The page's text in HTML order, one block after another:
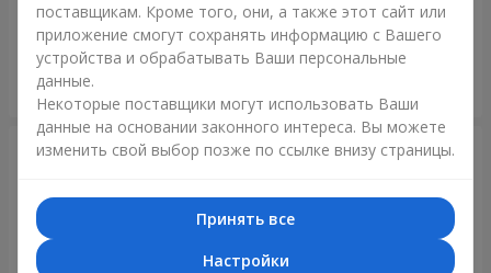
3 465 грн 2 570 грн
поставщикам. Кроме того, они, а также этот сайт или
приложение смогут сохранять информацию с Вашего
устройства и обрабатывать Ваши персональные
данные.
Некоторые поставщики могут использовать Ваши
данные на основании законного интереса. Вы можете
изменить свой выбор позже по ссылке внизу страницы.
Принять все
Настройки